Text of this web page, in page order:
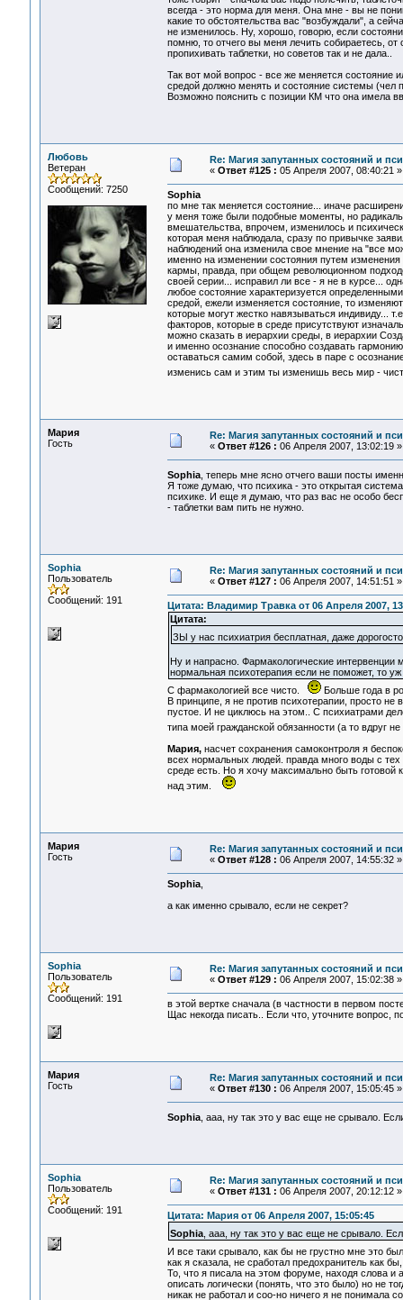
всегда - это норма для меня. Она мне - вы не
какие то обстоятельства вас "возбуждали", а
не изменилось. Ну, хорошо, говорю, если
помню, то отчего вы меня лечить собираетесь,
пропихивать таблетки, но советов так и не дала..
Так вот мой вопрос - все же меняется состояние
средой должно менять и состояние системы (чел
Возможно пояснить с позиции КМ что она имела
Любовь
Ветеран
Сообщений: 7250
Re: Магия запутанных состояний и
« Ответ #125 : 05 Апреля 2007, 08:40:21 »
Sophia
по мне так меняется состояние... иначе
у меня тоже были подобные моменты, но
вмешательства, впрочем, изменилось и
которая меня наблюдала, сразу по привычке
наблюдений она изменила свое мнение на "все
именно на изменении состояния путем изменения
кармы, правда, при общем революционном
своей серии... исправил ли все - я не в курсе...
любое состояние характеризуется
средой, ежели изменяется состояние, то
которые могут жестко навязываться индивиду...
факторов, которые в среде присутствуют
можно сказать в иерархии среды, в иерархии
и именно осознание способно создавать
оставаться самим собой, здесь в паре с
изменись сам и этим ты изменишь весь мир -
Мария
Гость
Re: Магия запутанных состояний и
« Ответ #126 : 06 Апреля 2007, 13:02:19 »
Sophia, теперь мне ясно отчего ваши посты
Я тоже думаю, что психика - это открытая
психике. И еще я думаю, что раз вас не особо
- таблетки вам пить не нужно.
Sophia
Пользователь
Сообщений: 191
Re: Магия запутанных состояний и
« Ответ #127 : 06 Апреля 2007, 14:51:51 »
Цитата: Владимир Травка от 06 Апреля 2007,
Цитата:
ЗЫ у нас психиатрия бесплатная, даже
Ну и напрасно. Фармакологические
нормальная психотерапия если не поможет, то
С фармакологией все чисто.
Больше года в
В принципе, я не против психотерапии, просто
пустое. И не циклюсь на этом.. С психиатрами
типа моей гражданской обязанности (а то вдруг
Мария,насчет сохранения самоконтроля я
всех нормальных людей. правда много воды с тех
среде есть. Но я хочу максимально быть
над этим.
Мария
Гость
Re: Магия запутанных состояний и
« Ответ #128 : 06 Апреля 2007, 14:55:32 »
Sophia,
а как именно срывало, если не секрет?
Sophia
Пользователь
Сообщений: 191
Re: Магия запутанных состояний и
« Ответ #129 : 06 Апреля 2007, 15:02:38 »
в этой вертке сначала (в частности в первом
Щас некогда писать.. Если что, уточните вопрос,
Мария
Гость
Re: Магия запутанных состояний и
« Ответ #130 : 06 Апреля 2007, 15:05:45 »
Sophia, ааа, ну так это у вас еще не срывало.
Sophia
Пользователь
Сообщений: 191
Re: Магия запутанных состояний и
« Ответ #131 : 06 Апреля 2007, 20:12:12 »
Цитата: Мария от 06 Апреля 2007, 15:05:45
Sophia, ааа, ну так это у вас еще не срывало.
И все таки срывало, как бы не грустно мне это
как я сказала, не сработал предохранитель как
То, что я писала на этом форуме, находя слова и
описать логически (понять, что это было) но не
никак не работал и соо-но ничего я не понимала